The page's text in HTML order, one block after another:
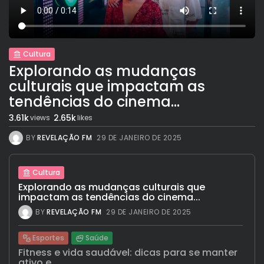
Cultura
Explorando as mudanças
culturais que impactam as
tendências do cinema...
3.61kviews 2.65klikes
BYREVELAÇÃO FM 29 DE JANEIRO DE 2025
Cultura
Explorando as mudanças culturais que
impactam as tendências do cinema...
BYREVELAÇÃO FM 29 DE JANEIRO DE 2025
Esportes Saúde
Fitness e vida saudável: dicas para se manter